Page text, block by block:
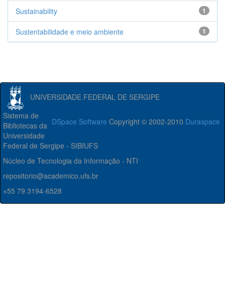
1
Sustainability
1
Sustentabilidade e meio ambiente
UNIVERSIDADE FEDERAL DE SERGIPE
DSpace Software Copyright © 2002-2010 Duraspace
Sistema de
Bibliotecas da
Universidade
Federal de Sergipe - SIBIUFS
Núcleo de Tecnologia da Informação - NTI
repositorio@academico.ufs.br
+55 79 3194-6528